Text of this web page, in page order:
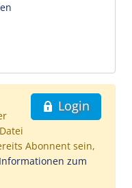
Login
Abonnent sein,
zum